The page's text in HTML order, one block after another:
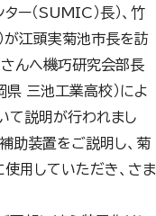
ー（SUMIC）長）、竹
が江頭実菊池市長を訪
んへ機巧研究会部長
県 三池工業高校）によ
て説明が行われまし
助装置をご説明し、菊
用していただき、さま